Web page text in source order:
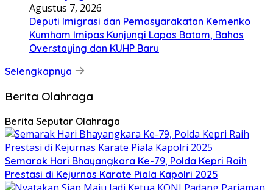
Agustus 7, 2026
Deputi Imigrasi dan Pemasyarakatan Kemenko
Kumham Imipas Kunjungi Lapas Batam, Bahas
Overstaying dan KUHP Baru
Selengkapnya
Berita Olahraga
Berita Seputar Olahraga
Semarak Hari Bhayangkara Ke-79, Polda Kepri Raih
Prestasi di Kejurnas Karate Piala Kapolri 2025